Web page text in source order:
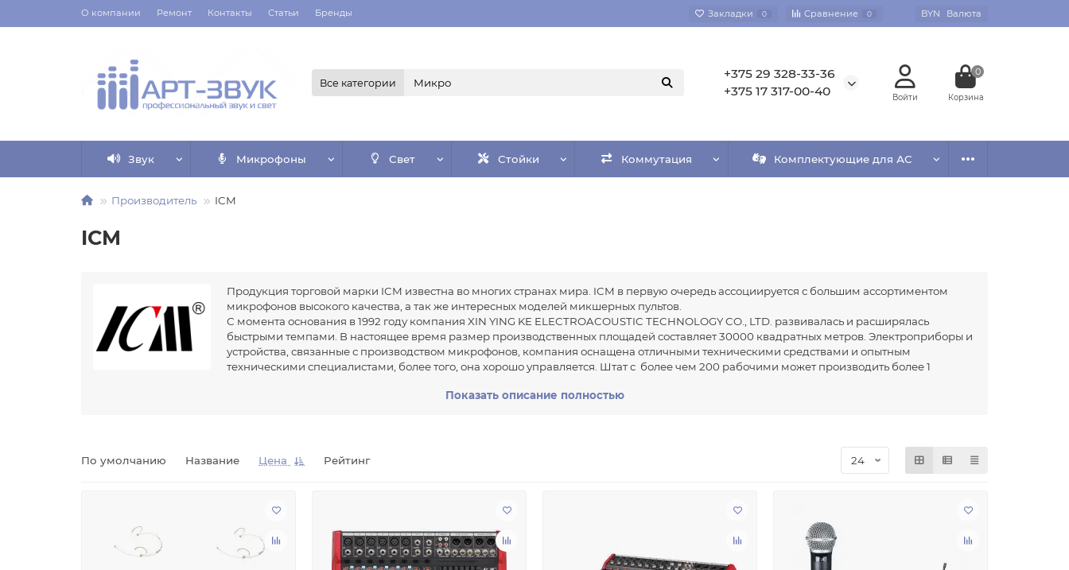
О компании Ремонт Контакты Статьи Бренды Закладки 0 Сравнение 0 BYN Валюта
Все категории
+375 29 328-33-36
+375 17 317-00-40
0
Звук Микрофоны Свет Стойки Коммутация Комплектующие для АС
Производитель ICM
ICM
Продукция торговой марки ICM известна во многих странах мира. ICM в первую очередь ассоциируется с большим ассортиментом
микрофонов высокого качества, а так же интересных моделей микшерных пультов.
С момента основания в 1992 году компания XIN YING KE ELECTROACOUSTIC TECHNOLOGY CO., LTD. развивалась и расширялась
быстрыми темпами. В настоящее время размер производственных площадей составляет 30000 квадратных метров. Электроприборы и
устройства, связанные с производством микрофонов, компания оснащена отличными техническими средствами и опытным
техническими специалистами, более того, она хорошо управляется. Штат с более чем 200 рабочими может производить более 1
Мы с гордостью заявляем, что являемся одним из крупнейших производителей микрофонов в Китае, продукция очень популярна на внутреннем рынке, в
Показать описание полностью
По умолчанию Название Цена Рейтинг